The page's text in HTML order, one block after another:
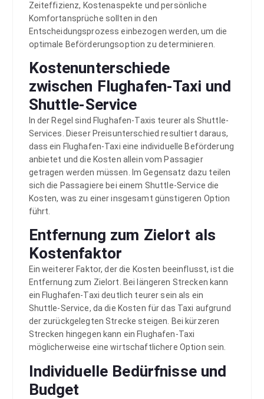
Zeiteffizienz, Kostenaspekte und persönliche
Komfortansprüche sollten in den
Entscheidungsprozess einbezogen werden, um die
optimale Beförderungsoption zu determinieren.
Kostenunterschiede
zwischen Flughafen-Taxi und
Shuttle-Service
In der Regel sind Flughafen-Taxis teurer als Shuttle-
Services. Dieser Preisunterschied resultiert daraus,
dass ein Flughafen-Taxi eine individuelle Beförderung
anbietet und die Kosten allein vom Passagier
getragen werden müssen. Im Gegensatz dazu teilen
sich die Passagiere bei einem Shuttle-Service die
Kosten, was zu einer insgesamt günstigeren Option
führt.
Entfernung zum Zielort als
Kostenfaktor
Ein weiterer Faktor, der die Kosten beeinflusst, ist die
Entfernung zum Zielort. Bei längeren Strecken kann
ein Flughafen-Taxi deutlich teurer sein als ein
Shuttle-Service, da die Kosten für das Taxi aufgrund
der zurückgelegten Strecke steigen. Bei kürzeren
Strecken hingegen kann ein Flughafen-Taxi
möglicherweise eine wirtschaftlichere Option sein.
Individuelle Bedürfnisse und
Budget